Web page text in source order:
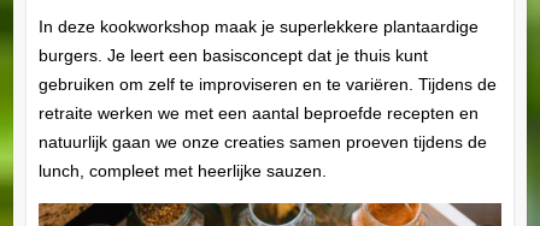
In deze kookworkshop maak je superlekkere plantaardige
burgers. Je leert een basisconcept dat je thuis kunt
gebruiken om zelf te improviseren en te variëren. Tijdens de
retraite werken we met een aantal beproefde recepten en
natuurlijk gaan we onze creaties samen proeven tijdens de
lunch, compleet met heerlijke sauzen.